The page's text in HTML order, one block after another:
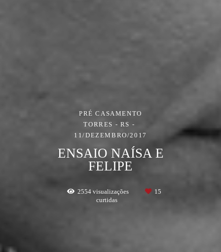
PRÉ CASAMENTO
TORRES - RS
11/DEZEMBRO/2017
ENSAIO NAÍSA E
FELIPE
2554 visualizações
15
curtidas